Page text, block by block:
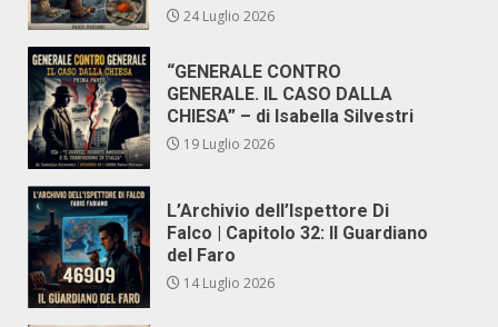
24 Luglio 2026
“GENERALE CONTRO
GENERALE. IL CASO DALLA
CHIESA” – di Isabella Silvestri
19 Luglio 2026
L’Archivio dell’Ispettore Di
Falco | Capitolo 32: Il Guardiano
del Faro
14 Luglio 2026